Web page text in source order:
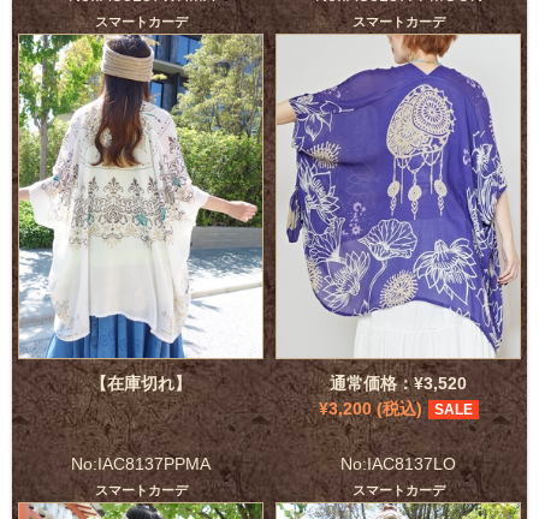
スマートカーデ
【在庫切れ】
スマートカーデ
通常価格：¥3,520
¥3,200 (税込)
SALE
No:IAC8137PPMA
スマートカーデ
No:IAC8137LO
スマートカーデ